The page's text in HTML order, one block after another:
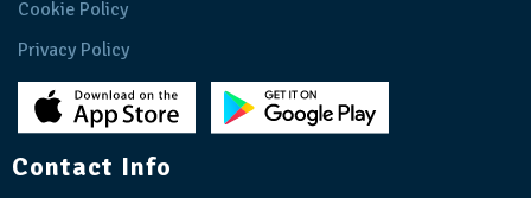
Cookie Policy
Privacy Policy
Contact Info